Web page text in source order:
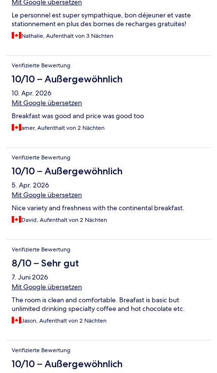
Mit Google übersetzen
Le personnel est super sympathique, bon déjeuner et vaste
stationnement en plus des bornes de recharges gratuites!
Nathalie, Aufenthalt von 3 Nächten
Verifizierte Bewertung
10/10 – Außergewöhnlich
10. Apr. 2026
Mit Google übersetzen
Breakfast was good and price was good too
amer, Aufenthalt von 2 Nächten
Verifizierte Bewertung
10/10 – Außergewöhnlich
5. Apr. 2026
Mit Google übersetzen
Nice variety and freshness with the continental breakfast.
David, Aufenthalt von 2 Nächten
Verifizierte Bewertung
8/10 – Sehr gut
7. Juni 2026
Mit Google übersetzen
The room is clean and comfortable. Breafast is basic but
unlimited drinking specialty coffee and hot chocolate etc.
Jason, Aufenthalt von 2 Nächten
Verifizierte Bewertung
10/10 – Außergewöhnlich